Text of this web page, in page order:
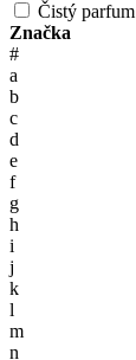
Čistý parfum
Značka
#
a
b
c
d
e
f
g
h
i
j
k
l
m
n